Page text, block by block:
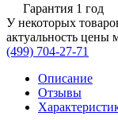
Гарантия 1 год
У некоторых
актуальность цены
(499) 704-27-71
Описание
Отзывы